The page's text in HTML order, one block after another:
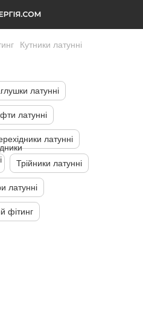
Кутники латунні
латунні
латунні
латунні
Трійники латунні
латунні
фітинг